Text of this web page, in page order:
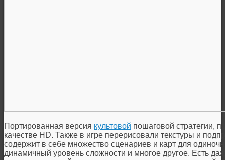
Портированная версия культовой пошаговой стратегии,
качестве HD. Также в игре перерисовали текстуры и
содержит в себе множество сценариев и карт для
динамичный уровень сложности и многое другое. Есть